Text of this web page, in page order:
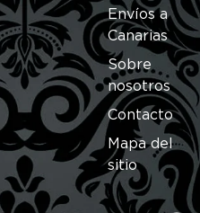
Envíos a
Canarias
Sobre
nosotros
Contacto
Mapa del
sitio